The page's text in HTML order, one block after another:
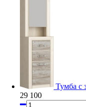
Тумба с
29 100